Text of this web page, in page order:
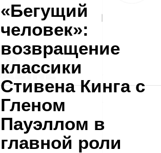
«Бегущий
человек»:
возвращение
классики
Стивена Кинга с
Гленом
Пауэллом в
главной роли